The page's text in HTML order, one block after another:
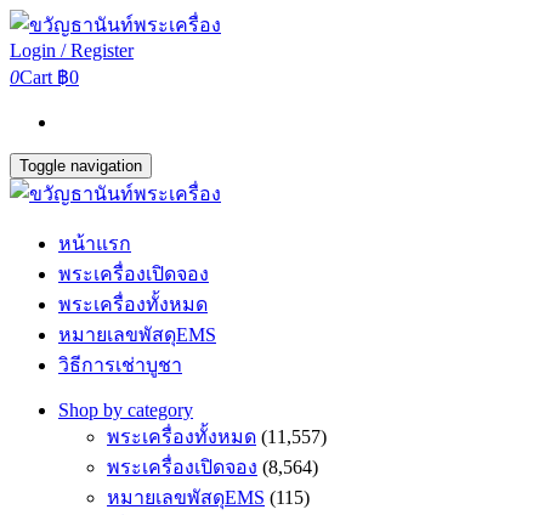
Login / Register
0Cart ฿0
Toggle navigation
หน้าแรก
พระเครื่องเปิดจอง
พระเครื่องทั้งหมด
หมายเลขพัสดุEMS
วิธีการเช่าบูชา
Shop by category
พระเครื่องทั้งหมด (11,557)
พระเครื่องเปิดจอง (8,564)
หมายเลขพัสดุEMS (115)